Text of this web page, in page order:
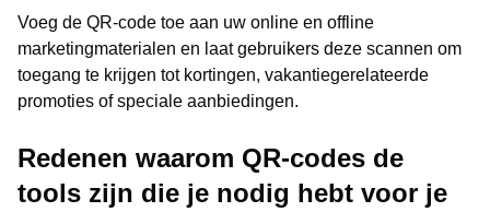
Voeg de QR-code toe aan uw online en offline
marketingmaterialen en laat gebruikers deze scannen om
toegang te krijgen tot kortingen, vakantiegerelateerde
promoties of speciale aanbiedingen.
Redenen waarom QR-codes de
tools zijn die je nodig hebt voor je